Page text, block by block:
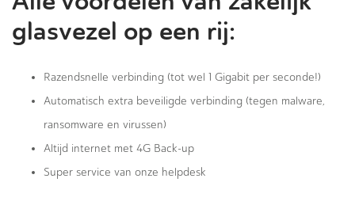
glasvezel op een rij:
Razendsnelle verbinding (tot wel 1 Gigabit per seconde!)
Automatisch extra beveiligde verbinding (tegen malware,
ransomware en virussen)
Altijd internet met 4G Back-up
Super service van onze helpdesk